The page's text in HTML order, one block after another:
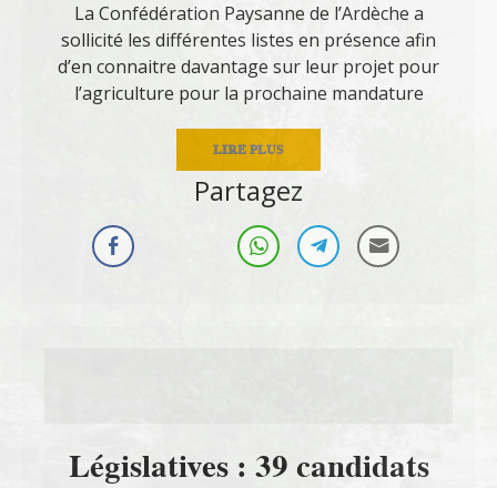
La Confédération Paysanne de l’Ardèche a
sollicité les différentes listes en présence afin
d’en connaitre davantage sur leur projet pour
l’agriculture pour la prochaine mandature
LIRE PLUS
Partagez
Législatives : 39 candidats